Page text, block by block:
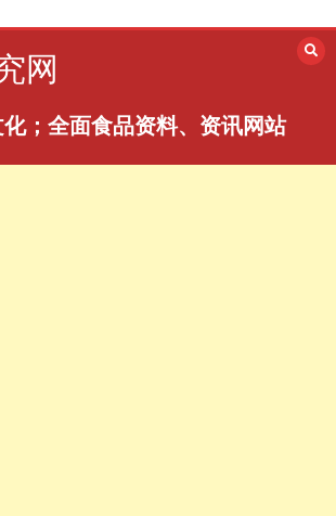
网
；全面食品资料、资讯网站